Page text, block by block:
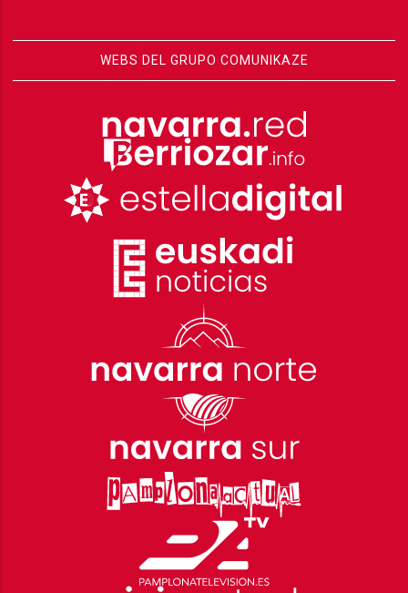
WEBS DEL GRUPO COMUNIKAZE